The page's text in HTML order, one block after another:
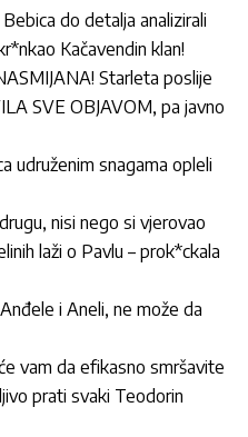
do detalja analizirali
Kačavendin klan!
Starleta poslije
SVE OBJAVOM, pa javno
udruženim snagama opleli
nisi nego si vjerovao
laži o Pavlu – prok*ckala
i Aneli, ne može da
vam da efikasno smršavite
prati svaki Teodorin